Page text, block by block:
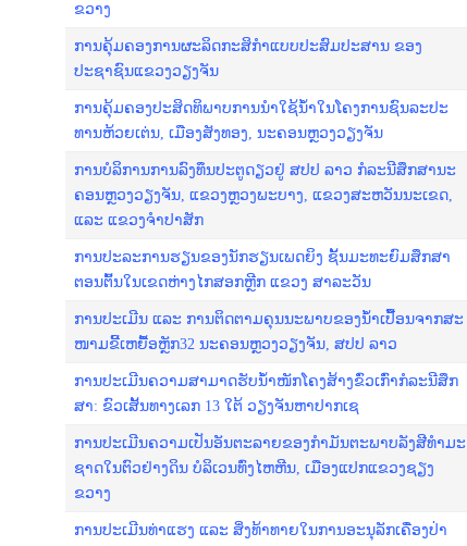
ຂວາງ
ການຄຸ້ມຄອງການຜະລິດກະສິກຳແບບປະສົມປະສານ ຂອງ
ປະຊາຊົນແຂວງວຽງຈັນ
ການ​ຄຸ້ມ​ຄອງ​ປະ​ສິດ​ທິ​ພາບ​ການ​ນຳ​ໃຊ້​ນ້ຳ​ໃນ​ໂຄງ​ການ​ຊົນ​ລະ​ປະ​
ທານ​ຫ້ວຍ​ເຕ່ນ, ເມືອງ​ສັງ​ທອງ, ນະ​ຄອນຫຼວງວຽງ​ຈັນ​
ການ​ບໍ​ລິ​ການ​ການ​ລົງ​ທຶນ​ປະ​ຕູ​ດຽວ​​ຢູ່ ສ​ປ​ປ​ ລາວ ກໍ​ລະ​ນີ​ສຶກ​ສານະ​
ຄອນ​ຫຼວງວຽງ​ຈັນ, ແຂວງ​ຫຼວງ​ພະ​ບາງ, ແຂວງ​ສະ​ຫວັນ​ນະ​ເຂດ,
ແລະ ແຂວງຈຳ​ປາ​ສັກ
​ການ​ປະ​ລະ​ການ​ຮຽນ​ຂອງ​ນັກ​ຮຽນ​ເພດ​ຍິງ ຊັ້ນ​ມະ​ທະ​ຍົມ​​ສຶກ​ສາ​
ຕອນ​ຕົ້ນໃນ​ເຂດ​ຫ່າງ​ໄກ​ສອກຫຼີກ ແຂວງ ສາ​ລະ​ວັນ
ການ​ປະ​ເມີນ ແລະ ການ​ຕິດ​ຕາມຄຸນ​ນະ​ພາບ​ຂອງ​ນ້ຳ​ເປື້ອນ​ຈາກ​ສະ​
ໜາມ​ຂີ້​ເຫຍື້ອຫຼັກ32 ນະ​ຄອນຫຼວງວຽງ​ຈັນ, ສ​ປ​ປ ລ​າວ
ການ​ປະ​ເມີນ​ຄວາມ​ສາ​ມາດ​ຮັບ​​ນ້ຳ​ໜັກ​ໂຄງ​ສ້າງ​ຂົ່ວ​ເກົ່າກໍ​ລະ​ນີ​ສຶກ​
ສາ: ຂົ​ວ​ເສັ້ນ​ທາງ​ເລກ 13 ໃຕ້ ວຽງ​ຈັນ​ຫາ​ປາກ​ເຊ
ການ​ປະ​ເມີນ​ຄວາມ​ເປັນ​ອັນ​ຕະ​ລາຍ​ຂອງ​ກຳ​ມັນ​ຕະ​ພາບ​ລັງ​ສີ​ທຳ​ມະ​
ຊາດໃນ​ຕົວ​ຢ່າງ​ດິນ ບໍ​ລິ​ເວນ​ທົ່ງ​ໄຫ​ຫີນ, ເມືອງ​ແປກແຂວງ​ຊຽງ​
ຂວາງ
ການປະເມີນທ່າແຮງ ແລະ ສິ່ງທ້າທາຍໃນການອະນຸລັກເຄື່ອງປ່າ